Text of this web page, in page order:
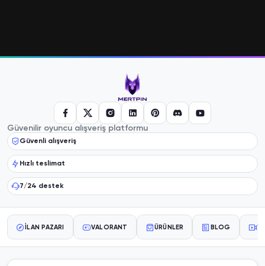
Güvenilir oyuncu alışveriş platformu
Güvenli alışveriş
Hızlı teslimat
7/24 destek
İLAN PAZARI VALORANT ÜRÜNLER BLOG